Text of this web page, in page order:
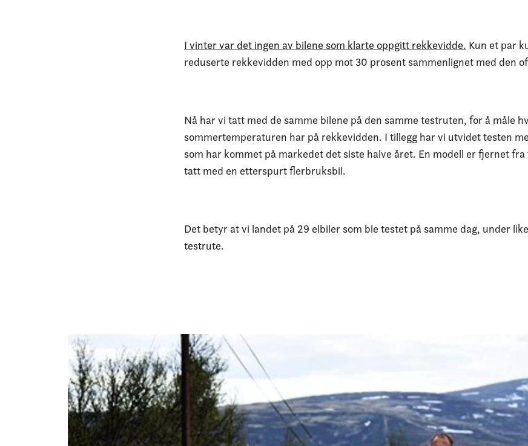
I vinter var det ingen av bilene som klarte oppgitt rekkevidde. Kun et par
reduserte rekkevidden med opp mot 30 prosent sammenlignet med den
Nå har vi tatt med de samme bilene på den samme testruten, for å måle
sommertemperaturen har på rekkevidden. I tillegg har vi utvidet testen
som har kommet på markedet det siste halve året. En modell er fjernet
tatt med en etterspurt flerbruksbil.
Det betyr at vi landet på 29 elbiler som ble testet på samme dag, under
testrute.